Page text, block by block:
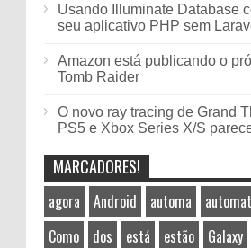
Usando Illuminate Database
seu aplicativo PHP sem
Amazon está publicando o
Tomb Raider
O novo ray tracing de Grand
PS5 e Xbox Series X/S
MARCADORES!
agora Android automa
Como
dos está estão Galaxy